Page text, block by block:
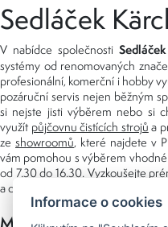
Sedláček
V nabídce společnosti
systémy od renomovaných
profesionální, komerční i hobby
pozáruční servis nejen běžným
si nejste jisti výběrem nebo si
využít půjčovnu čistících strojů a
ze showroomů, které najdete v
vám pomohou s výběrem
od 7.30 do 16.30. Vyzkoušejte
a dobře poslouží nejen doma, ale i
Možnosti platby
Informace o cookies